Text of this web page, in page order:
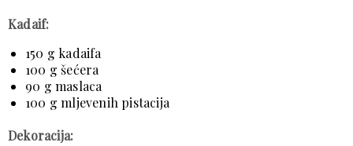
Kadaif:
150 g kadaifa
100 g šećera
90 g maslaca
100 g mljevenih pistacija
Dekoracija: